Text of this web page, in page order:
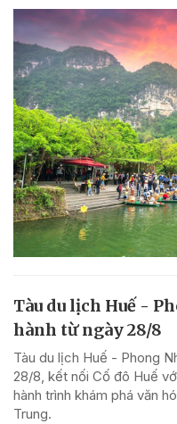
Tàu du lịch Huế -
hành từ ngày 28/8
Tàu du lịch Huế - Phong
28/8, kết nối Cố đô Huế
hành trình khám phá văn
Trung.